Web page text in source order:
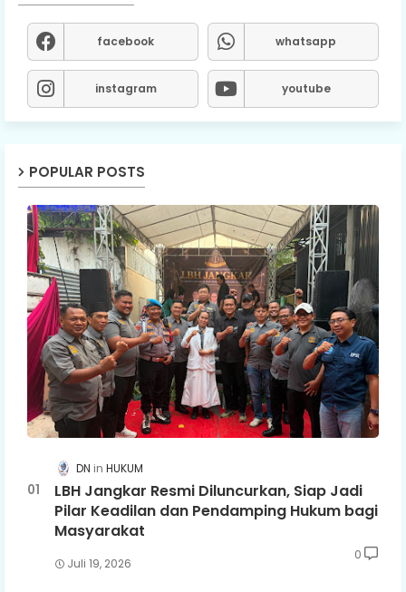
facebook whatsapp
instagram youtube
POPULAR POSTS
DN HUKUM
LBH Jangkar Resmi Diluncurkan, Siap Jadi
Pilar Keadilan dan Pendamping Hukum bagi
Masyarakat
Juli 19, 2026
0